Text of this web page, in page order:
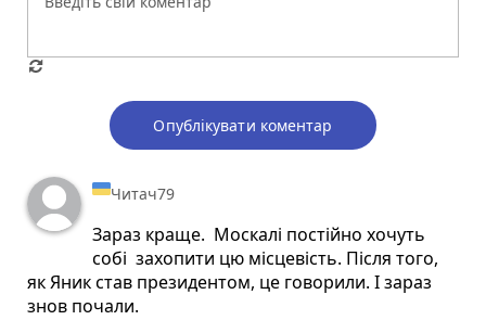
Опублікувати коментар
Читач79
Зараз краще. Москалі постійно хочуть
собі захопити цю місцевість. Після того,
як Яник став президентом, це говорили. І зараз
знов почали.